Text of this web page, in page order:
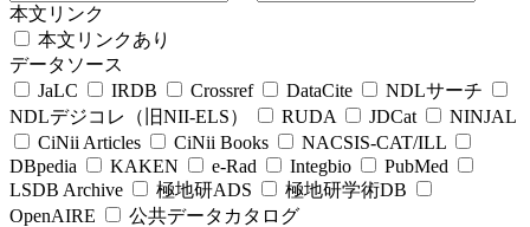
本文リンク
本文リンクあり
データソース
JaLC
IRDB Crossref DataCite
NDLサーチ
NDLデジコレ（旧NII-ELS）
RUDA JDCat
NINJAL
CiNii Articles
CiNii Books
NACSIS-CAT/ILL
DBpedia
KAKEN e-Rad Integbio
PubMed
LSDB Archive
極地研ADS
極地研学術DB
OpenAIRE
公共データカタログ